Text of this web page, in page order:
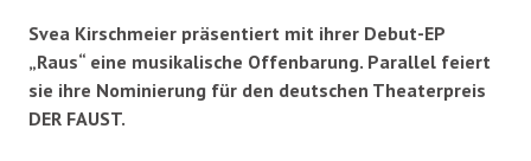
Svea Kirschmeier präsentiert mit ihrer Debut-EP
„Raus“ eine musikalische Offenbarung. Parallel feiert
sie ihre Nominierung für den deutschen Theaterpreis
DER FAUST.